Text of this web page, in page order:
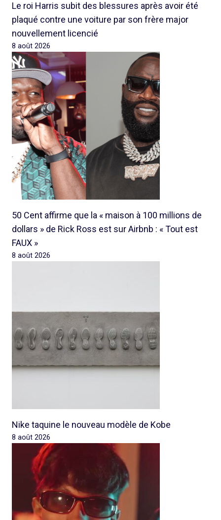
Le roi Harris subit des blessures après avoir été
plaqué contre une voiture par son frère major
nouvellement licencié
8 août 2026
50 Cent affirme que la « maison à 100 millions de
dollars » de Rick Ross est sur Airbnb : « Tout est
FAUX »
8 août 2026
Nike taquine le nouveau modèle de Kobe
8 août 2026